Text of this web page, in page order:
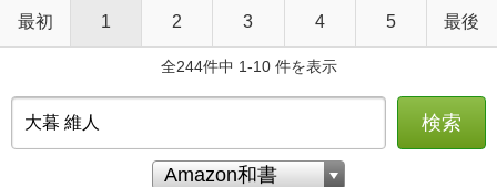
最初 1 2 3 4 5 最後
全244件中 1-10 件を表示
検索